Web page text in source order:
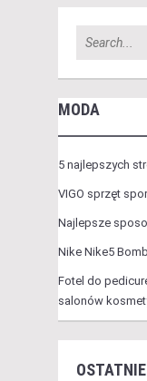
MODA
5 najlepszych
VIGO sprzęt
Najlepsze
Nike Nike5
Fotel do
salonów